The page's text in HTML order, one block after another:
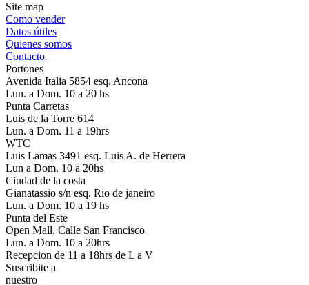
Site map
Como vender
Datos útiles
Quienes somos
Contacto
Portones
Avenida Italia 5854 esq. Ancona
Lun. a Dom. 10 a 20 hs
Punta Carretas
Luis de la Torre 614
Lun. a Dom. 11 a 19hrs
WTC
Luis Lamas 3491 esq. Luis A. de Herrera
Lun a Dom. 10 a 20hs
Ciudad de la costa
Gianatassio s/n esq. Rio de janeiro
Lun. a Dom. 10 a 19 hs
Punta del Este
Open Mall, Calle San Francisco
Lun. a Dom. 10 a 20hrs
Recepcion de 11 a 18hrs de L a V
Suscribite a
nuestro